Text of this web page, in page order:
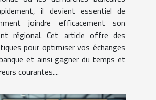
il devient essentiel de
joindre efficacement son
régional. Cet article offre des
pour optimiser vos échanges
et ainsi gagner du temps et
courantes....